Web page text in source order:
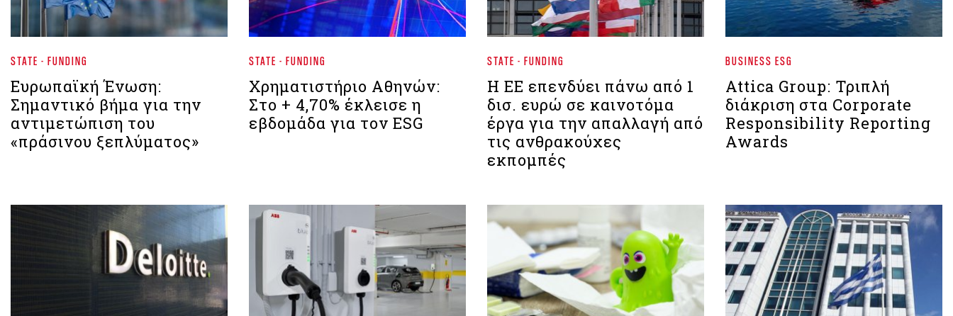
STATE - FUNDING
Ευρωπαϊκή Ένωση:
Σημαντικό βήμα για την
αντιμετώπιση του
«πράσινου ξεπλύματος»
STATE - FUNDING
Χρηματιστήριο Aθηνών:
Στο + 4,70% έκλεισε η
εβδομάδα για τον ESG
STATE - FUNDING
Η ΕΕ επενδύει πάνω από 1
δισ. ευρώ σε καινοτόμα
έργα για την απαλλαγή από
τις ανθρακούχες
εκπομπές
BUSINESS ESG
Attica Group: Τριπλή
διάκριση στα Corporate
Responsibility Reporting
Awards